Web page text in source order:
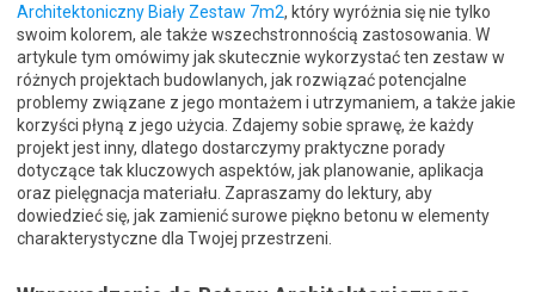
Architektoniczny Biały Zestaw 7m2, który wyróżnia się nie tylko
swoim kolorem, ale także wszechstronnością zastosowania. W
artykule tym omówimy jak skutecznie wykorzystać ten zestaw w
różnych projektach budowlanych, jak rozwiązać potencjalne
problemy związane z jego montażem i utrzymaniem, a także jakie
korzyści płyną z jego użycia. Zdajemy sobie sprawę, że każdy
projekt jest inny, dlatego dostarczymy praktyczne porady
dotyczące tak kluczowych aspektów, jak planowanie, aplikacja
oraz pielęgnacja materiału. Zapraszamy do lektury, aby
dowiedzieć się, jak zamienić surowe piękno betonu w elementy
charakterystyczne dla Twojej przestrzeni.